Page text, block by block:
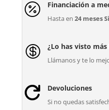
 Financiación a
Hasta en 24 meses
 ¿Lo has visto
Llámanos y te lo
 Devoluciones
Si no quedas